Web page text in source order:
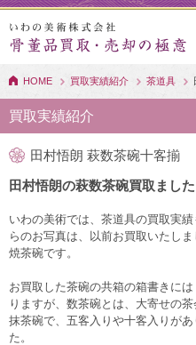
HOME 買取実績紹介 茶道具
買取実績紹介
田村悟朗 萩数茶碗十客揃
田村悟朗の萩数茶碗買取ました
いわの美術では、茶道具の買取実
らのお写真は、以前お買取いたし
焼茶碗です。
お買取した茶碗の共箱の箱書きに
りますが、数茶碗とは、大寄せの
抹茶碗で、五客入りや十客入りが
た。